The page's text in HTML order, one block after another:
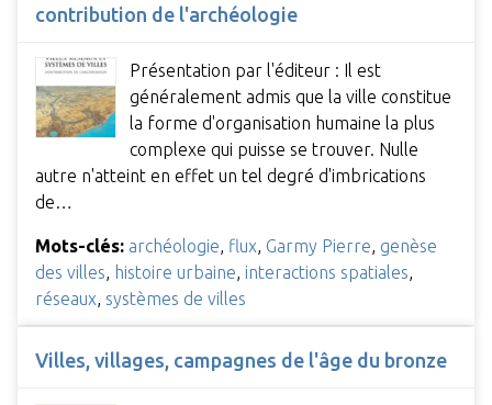
contribution de l'archéologie
Présentation par l'éditeur : Il est
généralement admis que la ville constitue
la forme d'organisation humaine la plus
complexe qui puisse se trouver. Nulle
autre n'atteint en effet un tel degré d'imbrications
de…
Mots-clés: archéologie, flux, Garmy Pierre, genèse
des villes, histoire urbaine, interactions spatiales,
réseaux, systèmes de villes
Villes, villages, campagnes de l'âge du bronze